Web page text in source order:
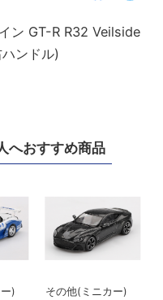
ン GT-R R32 Veilside
ンドル)
へおすすめ商品
) その他(ミニカー)